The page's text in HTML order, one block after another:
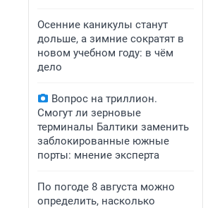
Осенние каникулы станут
дольше, а зимние сократят в
новом учебном году: в чём
дело
Вопрос на триллион.
Смогут ли зерновые
терминалы Балтики заменить
заблокированные южные
порты: мнение эксперта
По погоде 8 августа можно
определить, насколько